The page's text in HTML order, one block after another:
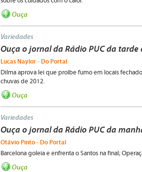
Ouça
Variedades
Ouça o jornal da Rádio PUC da
Lucas Naylor - Do Portal
Dilma aprova lei que proíbe fumo em locais
chuvas de 2012.
Ouça
Variedades
Ouça o jornal da Rádio PUC da
Otávio Pinto - Do Portal
Barcelona goleia e enfrenta o Santos na final;
Ouça